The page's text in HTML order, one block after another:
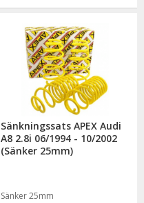
Sänkningssats APEX Audi
A8 2.8i 06/1994 - 10/2002
(Sänker 25mm)
Sänker 25mm